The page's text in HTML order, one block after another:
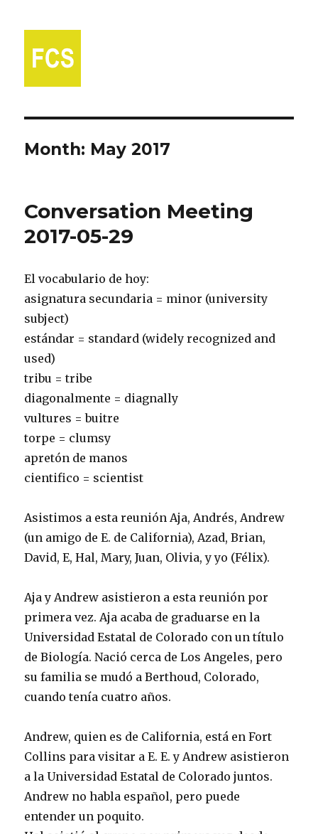
Month: May 2017
Conversation Meeting
2017-05-29
El vocabulario de hoy:
asignatura secundaria = minor (university
subject)
estándar = standard (widely recognized and
used)
tribu = tribe
diagonalmente = diagnally
vultures = buitre
torpe = clumsy
apretón de manos
cientifico = scientist
Asistimos a esta reunión Aja, Andrés, Andrew
(un amigo de E. de California), Azad, Brian,
David, E, Hal, Mary, Juan, Olivia, y yo (Félix).
Aja y Andrew asistieron a esta reunión por
primera vez. Aja acaba de graduarse en la
Universidad Estatal de Colorado con un título
de Biología. Nació cerca de Los Angeles, pero
su familia se mudó a Berthoud, Colorado,
cuando tenía cuatro años.
Andrew, quien es de California, está en Fort
Collins para visitar a E. E. y Andrew asistieron
a la Universidad Estatal de Colorado juntos.
Andrew no habla español, pero puede
entender un poquito.